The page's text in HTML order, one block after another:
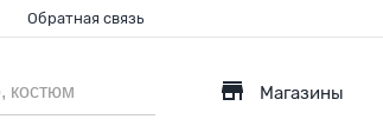
Магазины
Обратная связь